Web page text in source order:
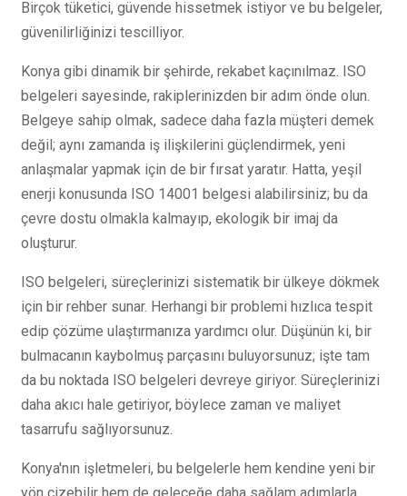
Birçok tüketici, güvende hissetmek istiyor ve bu belgeler,
güvenilirliğinizi tescilliyor.
Konya gibi dinamik bir şehirde, rekabet kaçınılmaz. ISO
belgeleri sayesinde, rakiplerinizden bir adım önde olun.
Belgeye sahip olmak, sadece daha fazla müşteri demek
değil; aynı zamanda iş ilişkilerini güçlendirmek, yeni
anlaşmalar yapmak için de bir fırsat yaratır. Hatta, yeşil
enerji konusunda ISO 14001 belgesi alabilirsiniz; bu da
çevre dostu olmakla kalmayıp, ekologik bir imaj da
oluşturur.
ISO belgeleri, süreçlerinizi sistematik bir ülkeye dökmek
için bir rehber sunar. Herhangi bir problemi hızlıca tespit
edip çözüme ulaştırmanıza yardımcı olur. Düşünün ki, bir
bulmacanın kaybolmuş parçasını buluyorsunuz; işte tam
da bu noktada ISO belgeleri devreye giriyor. Süreçlerinizi
daha akıcı hale getiriyor, böylece zaman ve maliyet
tasarrufu sağlıyorsunuz.
Konya'nın işletmeleri, bu belgelerle hem kendine yeni bir